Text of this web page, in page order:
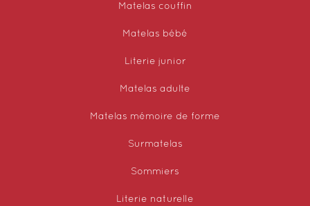
Matelas couffin
Matelas bébé
Literie junior
Matelas adulte
Matelas mémoire de forme
Surmatelas
Sommiers
Literie naturelle